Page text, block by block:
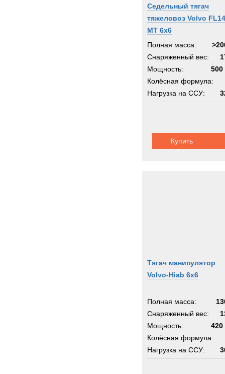
Седельный тягач
тяжеловоз Volvo FL14
MT 6х6
Полная масса:
Снаряженный вес:
Мощность:
500
Колёсная формула:
Нагрузка на ССУ:
Купить
Тягач манипулятор
Volvo-Hiab 6х6
Полная масса:
Снаряженный вес:
Мощность:
420
Колёсная формула:
Нагрузка на ССУ: